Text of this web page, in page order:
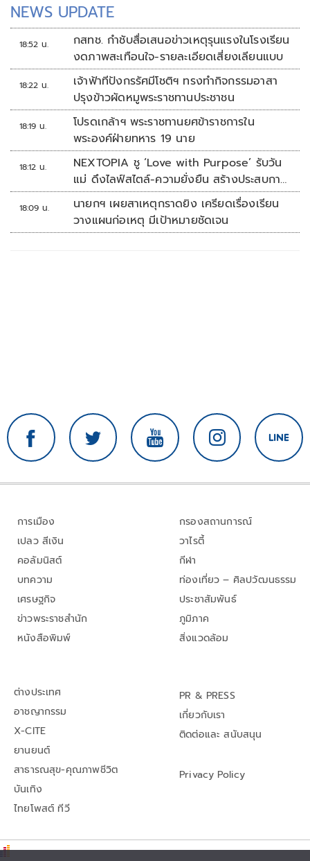
NEWS UPDATE
18:52 น.
กสทช. กำชับสื่อเสนอข่าวเหตุรุนแรงในโรงเรียน
งดภาพสะเทือนใจ-รายละเอียดเสี่ยงเลียนแบบ
18:22 น.
เจ้าฟ้าทีปังกรรัศมีโชติฯ ทรงทำกิจกรรมอาสา
ปรุงข้าวผัดหมูพระราชทานประชาชน
18:19 น.
โปรดเกล้าฯ พระราชทานยศข้าราชการใน
พระองค์ฝ่ายทหาร 19 นาย
18:12 น.
NEXTOPIA ชู ‘Love with Purpose’ รับวัน
แม่ ดึงไลฟ์สไตล์-ความยั่งยืน สร้างประสบกา
รณ์ช้อปปิงมีความหมาย
18:09 น.
นายกฯ เผยสาเหตุกราดยิง เครียดเรื่องเรียน
วางแผนก่อเหตุ มีเป้าหมายชัดเจน
การเมือง
เปลว สีเงิน
คอลัมนิสต์
บทความ
เศรษฐกิจ
ข่าวพระราชสำนัก
หนังสือพิมพ์
กรองสถานการณ์
วาไรตี้
กีฬา
ท่องเที่ยว – ศิลปวัฒนธรรม
ประชาสัมพันธ์
ภูมิภาค
สิ่งแวดล้อม
ต่างประเทศ
อาชญากรรม
X-CITE
ยานยนต์
สาธารณสุข-คุณภาพชีวิต
บันเทิง
ไทยโพสต์ ทีวี
PR & PRESS
เกี่ยวกับเรา
ติดต่อและ สนับสนุน
Privacy Policy